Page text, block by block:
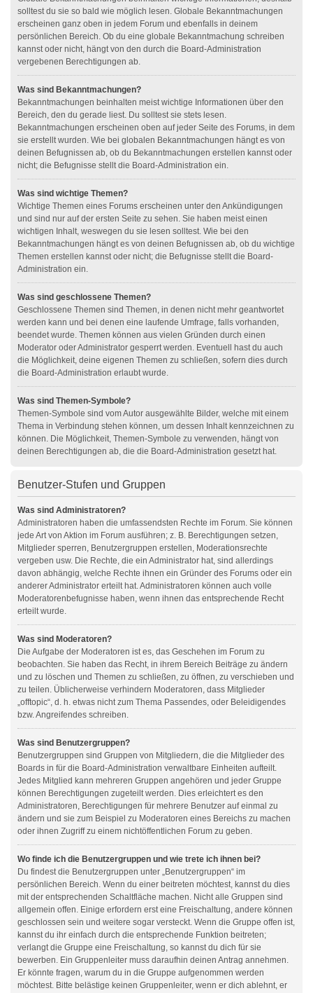
solltest du sie so bald wie möglich lesen. Globale Bekanntmachungen
erscheinen ganz oben in jedem Forum und ebenfalls in deinem
persönlichen Bereich. Ob du eine globale Bekanntmachung schreiben
kannst oder nicht, hängt von den durch die Board-Administration
vergebenen Berechtigungen ab.
Was sind Bekanntmachungen?
Bekanntmachungen beinhalten meist wichtige Informationen über den
Bereich, den du gerade liest. Du solltest sie stets lesen.
Bekanntmachungen erscheinen oben auf jeder Seite des Forums, in dem
sie erstellt wurden. Wie bei globalen Bekanntmachungen hängt es von
deinen Befugnissen ab, ob du Bekanntmachungen erstellen kannst oder
nicht; die Befugnisse stellt die Board-Administration ein.
Was sind wichtige Themen?
Wichtige Themen eines Forums erscheinen unter den Ankündigungen
und sind nur auf der ersten Seite zu sehen. Sie haben meist einen
wichtigen Inhalt, weswegen du sie lesen solltest. Wie bei den
Bekanntmachungen hängt es von deinen Befugnissen ab, ob du wichtige
Themen erstellen kannst oder nicht; die Befugnisse stellt die Board-
Administration ein.
Was sind geschlossene Themen?
Geschlossene Themen sind Themen, in denen nicht mehr geantwortet
werden kann und bei denen eine laufende Umfrage, falls vorhanden,
beendet wurde. Themen können aus vielen Gründen durch einen
Moderator oder Administrator gesperrt werden. Eventuell hast du auch
die Möglichkeit, deine eigenen Themen zu schließen, sofern dies durch
die Board-Administration erlaubt wurde.
Was sind Themen-Symbole?
Themen-Symbole sind vom Autor ausgewählte Bilder, welche mit einem
Thema in Verbindung stehen können, um dessen Inhalt kennzeichnen zu
können. Die Möglichkeit, Themen-Symbole zu verwenden, hängt von
deinen Berechtigungen ab, die die Board-Administration gesetzt hat.
Benutzer-Stufen und Gruppen
Was sind Administratoren?
Administratoren haben die umfassendsten Rechte im Forum. Sie können
jede Art von Aktion im Forum ausführen; z. B. Berechtigungen setzen,
Mitglieder sperren, Benutzergruppen erstellen, Moderationsrechte
vergeben usw. Die Rechte, die ein Administrator hat, sind allerdings
davon abhängig, welche Rechte ihnen ein Gründer des Forums oder ein
anderer Administrator erteilt hat. Administratoren können auch volle
Moderatorenbefugnisse haben, wenn ihnen das entsprechende Recht
erteilt wurde.
Was sind Moderatoren?
Die Aufgabe der Moderatoren ist es, das Geschehen im Forum zu
beobachten. Sie haben das Recht, in ihrem Bereich Beiträge zu ändern
und zu löschen und Themen zu schließen, zu öffnen, zu verschieben und
zu teilen. Üblicherweise verhindern Moderatoren, dass Mitglieder
„offtopic“, d. h. etwas nicht zum Thema Passendes, oder Beleidigendes
bzw. Angreifendes schreiben.
Was sind Benutzergruppen?
Benutzergruppen sind Gruppen von Mitgliedern, die die Mitglieder des
Boards in für die Board-Administration verwaltbare Einheiten aufteilt.
Jedes Mitglied kann mehreren Gruppen angehören und jeder Gruppe
können Berechtigungen zugeteilt werden. Dies erleichtert es den
Administratoren, Berechtigungen für mehrere Benutzer auf einmal zu
ändern und sie zum Beispiel zu Moderatoren eines Bereichs zu machen
oder ihnen Zugriff zu einem nichtöffentlichen Forum zu geben.
Wo finde ich die Benutzergruppen und wie trete ich ihnen bei?
Du findest die Benutzergruppen unter „Benutzergruppen“ im
persönlichen Bereich. Wenn du einer beitreten möchtest, kannst du dies
mit der entsprechenden Schaltfläche machen. Nicht alle Gruppen sind
allgemein offen. Einige erfordern erst eine Freischaltung, andere können
geschlossen sein und weitere sogar versteckt. Wenn die Gruppe offen ist,
kannst du ihr einfach durch die entsprechende Funktion beitreten;
verlangt die Gruppe eine Freischaltung, so kannst du dich für sie
bewerben. Ein Gruppenleiter muss daraufhin deinen Antrag annehmen.
Er könnte fragen, warum du in die Gruppe aufgenommen werden
möchtest. Bitte belästige keinen Gruppenleiter, wenn er dich ablehnt, er